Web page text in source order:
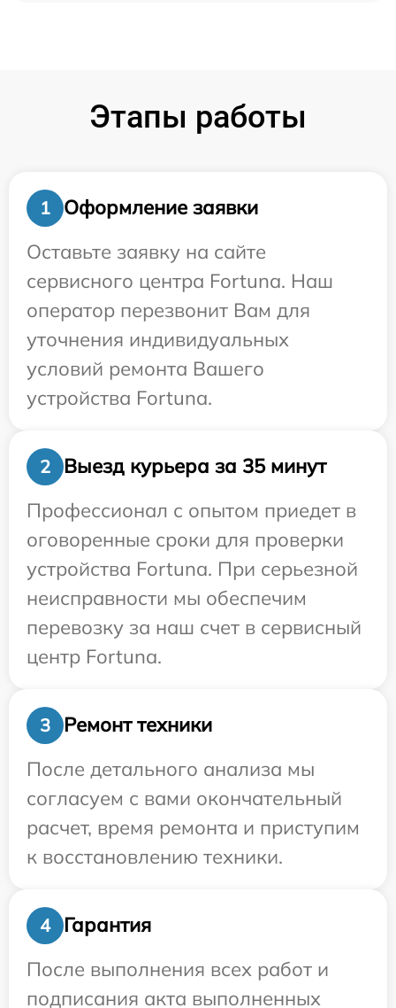
Этапы работы
1
Оформление заявки
Оставьте заявку на сайте
сервисного центра Fortuna. Наш
оператор перезвонит Вам для
уточнения индивидуальных
условий ремонта Вашего
устройства Fortuna.
2
Выезд курьера за 35 минут
Профессионал с опытом приедет в
оговоренные сроки для проверки
устройства Fortuna. При серьезной
неисправности мы обеспечим
перевозку за наш счет в сервисный
центр Fortuna.
3
Ремонт техники
После детального анализа мы
согласуем с вами окончательный
расчет, время ремонта и приступим
к восстановлению техники.
4
Гарантия
После выполнения всех работ и
подписания акта выполненных